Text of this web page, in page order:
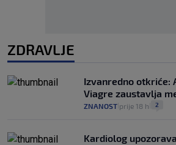
ZDRAVLJE
Izvanredno otkriće:
Viagre zaustavlja
ZNANOST prije 18 h 2
Kardiolog